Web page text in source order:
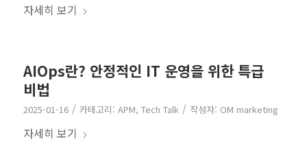
자세히 보기
AIOps란? 안정적인 IT 운영을 위한 특급
비법
2025-01-16 / 카테고리: APM, Tech Talk / 작성자: OM marketing
자세히 보기